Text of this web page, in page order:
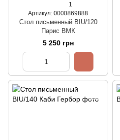
1
Артикул: 0000869888
Стол письменный BIU/120
Парис ВМК
5 250 грн